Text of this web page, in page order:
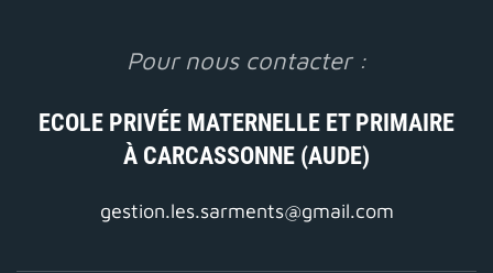
Pour nous contacter :
ECOLE PRIVÉE MATERNELLE ET PRIMAIRE
À CARCASSONNE (AUDE)
gestion.les.sarments@gmail.com